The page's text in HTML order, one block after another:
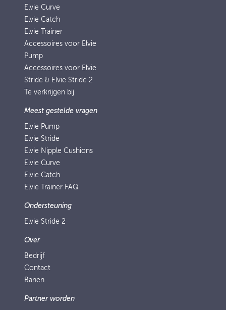
Elvie Curve
Elvie Catch
Elvie Trainer
Accessoires voor Elvie
Pump
Accessoires voor Elvie
Stride & Elvie Stride 2
Te verkrijgen bij
Meest gestelde vragen
Elvie Pump
Elvie Stride
Elvie Nipple Cushions
Elvie Curve
Elvie Catch
Elvie Trainer FAQ
Ondersteuning
Elvie Stride 2
Over
Bedrijf
Contact
Banen
Partner worden